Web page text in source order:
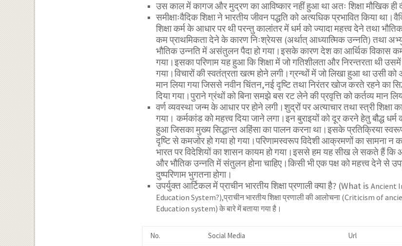
उस काल में कागज और मुद्रण का आविष्कार नहीं हुआ था अतः शिक्षा मौखिक ही
समीक्षाःवैदिक शिक्षा ने भारतीय जीवन पद्धति को अत्यधिक प्रभावित किया
शिक्षा कर्म के आधार पर थी परन्तु कालांतर में धर्म को ज्यादा महत्त्व देने तथा
कम प्राथमिकता देने के कारण निःश्रेयस (अर्थात् आध्यात्मिक उन्नति) तथा
भौतिक उन्नति में असंतुलन पैदा हो गया।इसके कारण देश का आर्थिक विकास
गया।इसका परिणाम यह हुआ कि शिक्षा में जो गतिशीलता और निरन्तरता थी
गया।विचारों की स्वतंत्रता खत्म होने लगी।ग्रन्थों में जो लिखा हुआ था उसी को
मान लिया गया जिससे नवीन चिंतन,नई दृष्टि तथा निरंतर खोज करते रहने का
दिया गया।पुराने ग्रंथों को बिना समझे बस रट लेने की प्रवृत्ति को कर्तव्य मान
वर्ण व्यवस्था जन्म के आधार पर होने लगी।शुद्रों पर अत्याचार तथा स्त्री शिक्षा
गया। कर्मकांड को महत्त्व दिया जाने लगा।इन बुराइयों को दूर करने हेतु बौद्ध धर्म
हुआ जिसका मुख्य सिद्धान्त अहिंसा का पालन करना था।इसके प्रतिक्रिया
दृष्टि से कमजोर हो गया हो गया।परिणामस्वरूप विदेशी आक्रमणों का सामना न
भारत पर विदेशियों का शासन कायम हो गया।इससे हम यह सीख ले सकते हैं कि
और भौतिक उन्नति में संतुलन होना चाहिए।किसी भी एक पक्ष को महत्त्व देने से
दुष्परिणाम भुगतना होगा।
उपर्युक्त आर्टिकल में प्राचीन भारतीय शिक्षा प्रणाली क्या है? (What is Ancient
Education System?),प्राचीन भारतीय शिक्षा प्रणाली की आलोचना (Criticism of
Education system) के बारे में बताया गया है।
No. Social Media Url